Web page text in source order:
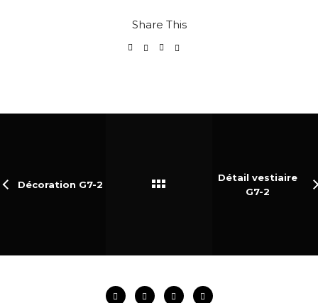
Share This
Décoration G7-2
Détail vestiaire
G7-2